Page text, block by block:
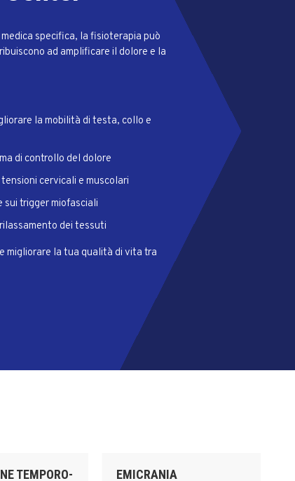
specifica, la fisioterapia può
ad amplificare il dolore e la
la mobilità di testa, collo e
di controllo del dolore
cervicali e muscolari
sui trigger miofasciali
dei tessuti
migliorare la tua qualità di vita tra
TEMPORO-
EMICRANIA